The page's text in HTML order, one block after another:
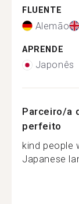
FLUENTE
Alemão
APRENDE
Japonês
Parceiro/a
perfeito
kind people
Japanese